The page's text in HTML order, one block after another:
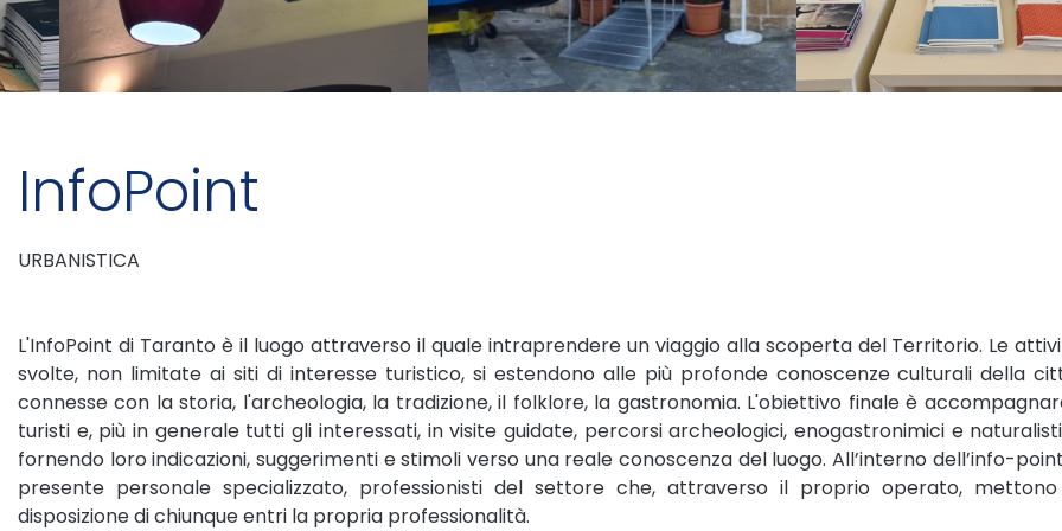
InfoPoint
URBANISTICA
L'InfoPoint di Taranto è il luogo attraverso il quale intraprendere un viaggio alla scoperta del Territorio. Le
svolte, non limitate ai siti di interesse turistico, si estendono alle più profonde conoscenze culturali della
connesse con la storia, l'archeologia, la tradizione, il folklore, la gastronomia. L'obiettivo finale è
turisti e, più in generale tutti gli interessati, in visite guidate, percorsi archeologici, enogastronimici e
fornendo loro indicazioni, suggerimenti e stimoli verso una reale conoscenza del luogo. All’interno dell’info-
presente personale specializzato, professionisti del settore che, attraverso il proprio operato,
disposizione di chiunque entri la propria professionalità.